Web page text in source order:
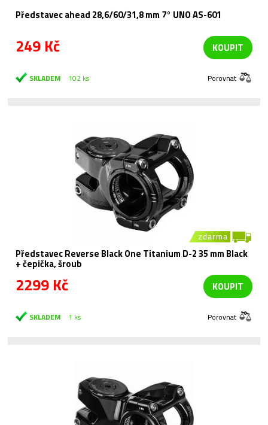
Představec ahead 28,6/60/31,8 mm 7° UNO AS-601
249 Kč KOUPIT
SKLADEM 102 ks Porovnat
zdarma
Představec Reverse Black One Titanium D-2 35 mm Black
+ čepička, šroub
2299 Kč KOUPIT
SKLADEM 1 ks Porovnat